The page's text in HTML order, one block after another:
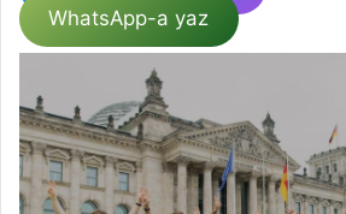
WhatsApp-a yaz